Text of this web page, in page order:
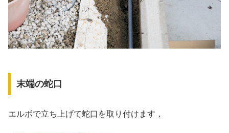
末端の蛇口
エルボで立ち上げて蛇口を取り付けます．